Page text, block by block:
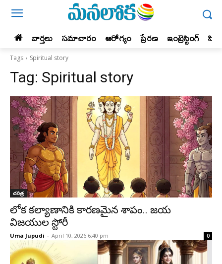
వార్తలు సమాచారం ఆరోగ్యం ప్రేర‌ణ‌ ఇంట్రెస్టింగ్‌
Tags Spiritual story
Tag: Spiritual story
చరిత్ర
లోక కల్యాణానికి కారణమైన శాపం.. జయ
విజయుల స్టోరీ
Uma Jupudi - April 10, 2026 6:40 pm 0